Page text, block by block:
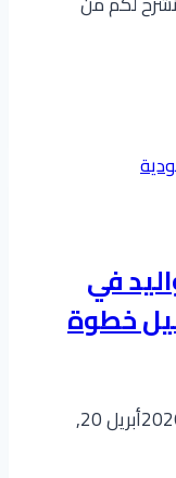
في
: الدليل خطوة
أبريل 20,